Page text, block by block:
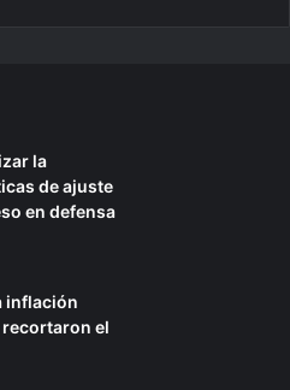
la
de ajuste
en defensa
inflación
recortaron el